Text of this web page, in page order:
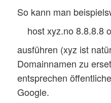
So kann man
host xyz.no 8.8.8.8
ausführen (xyz ist
Domainnamen zu
entsprechen
Google.